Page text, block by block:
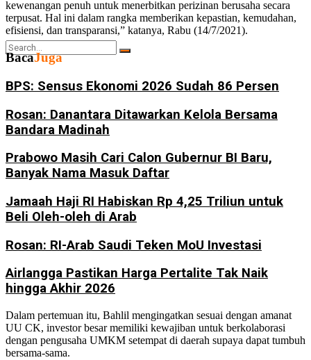
View All Result
kewenangan penuh untuk menerbitkan perizinan berusaha secara
terpusat. Hal ini dalam rangka memberikan kepastian, kemudahan,
efisiensi, dan transparansi,” katanya, Rabu (14/7/2021).
BacaJuga
BPS: Sensus Ekonomi 2026 Sudah 86 Persen
Rosan: Danantara Ditawarkan Kelola Bersama
Bandara Madinah
Prabowo Masih Cari Calon Gubernur BI Baru,
Banyak Nama Masuk Daftar
Jamaah Haji RI Habiskan Rp 4,25 Triliun untuk
Beli Oleh-oleh di Arab
Rosan: RI-Arab Saudi Teken MoU Investasi
Airlangga Pastikan Harga Pertalite Tak Naik
hingga Akhir 2026
Dalam pertemuan itu, Bahlil mengingatkan sesuai dengan amanat
UU CK, investor besar memiliki kewajiban untuk berkolaborasi
dengan pengusaha UMKM setempat di daerah supaya dapat tumbuh
bersama-sama.